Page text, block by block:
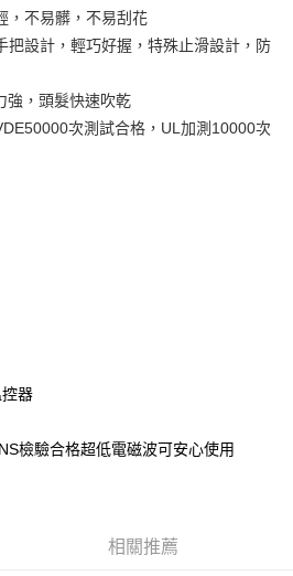
以上)免運費
以上)免運費
以上)免運費
，不易髒，不易刮花
把設計，輕巧好握，特殊止滑設計，防
強，頭髮快速吹乾
次測試合格，UL加測10000次
器
檢驗合格超低電磁波可安心使用
相關推薦